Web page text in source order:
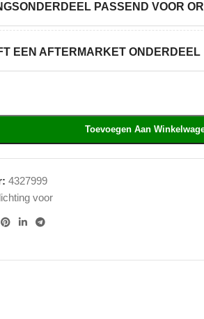
PASSEND VOOR
EEN AFTERMARKET ONDERDEEL
Toevoegen Aan
4327999
voor